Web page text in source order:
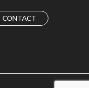
CONTACT